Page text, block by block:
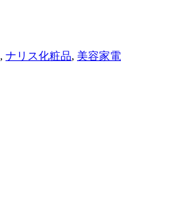
, ナリス化粧品, 美容家電